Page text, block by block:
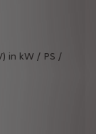
in kW / PS /